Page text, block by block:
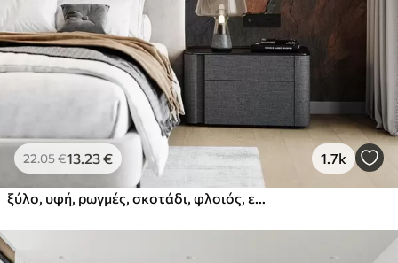
22.05€13 .23€ 1.7k